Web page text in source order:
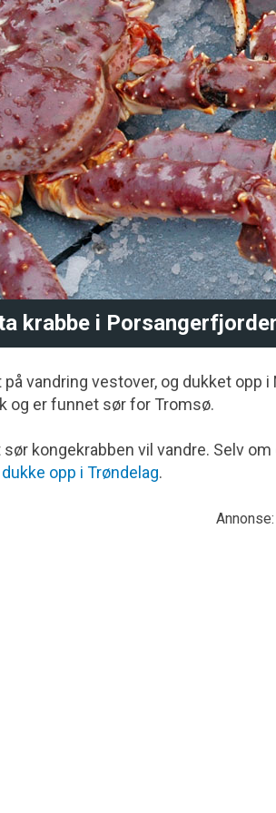
krabbe i
på vandring vestover, og dukket opp
og er funnet sør for Tromsø.
kongekrabben vil vandre. Selv
dukke opp i Trøndelag.
Annonse: